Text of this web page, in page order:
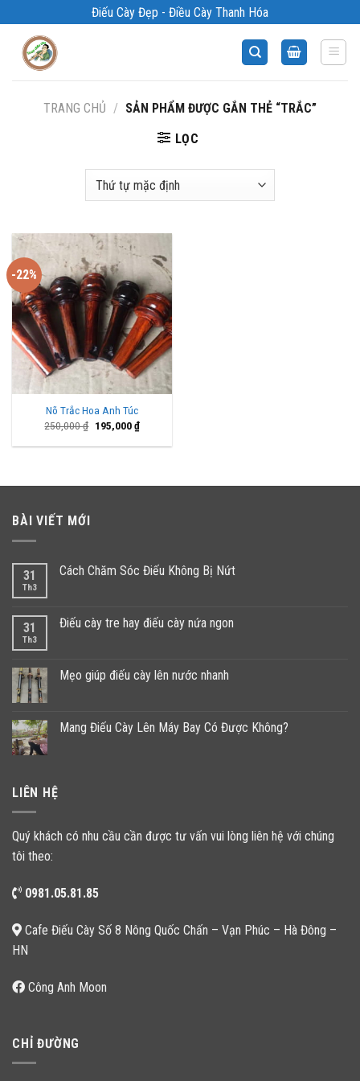
qua
Điếu Cày Đẹp - Điều Cày Thanh Hóa
TRANG CHỦ / SẢN PHẨM ĐƯỢC GẮN THẺ “TRẮC”
LỌC
-22%
Nõ Trắc Hoa Anh Túc
250,000₫ Giá
là:
195,000₫Giá
hiện
tại
BÀI VIẾT MỚI
31
Th3
Cách Chăm Sóc Điếu Không Bị Nứt
31
Th3
Điếu cày tre hay điếu cày nứa ngon
Mẹo giúp điếu cày lên nước nhanh
Mang Điếu Cày Lên Máy Bay Có Được Không?
LIÊN HỆ
Quý khách có nhu cầu cần được tư vấn vui lòng liên hệ với chúng
tôi theo:
0981.05.81.85
Cafe Điếu Cày Số 8 Nông Quốc Chấn – Vạn Phúc – Hà Đông –
HN
Công Anh Moon
CHỈ ĐƯỜNG